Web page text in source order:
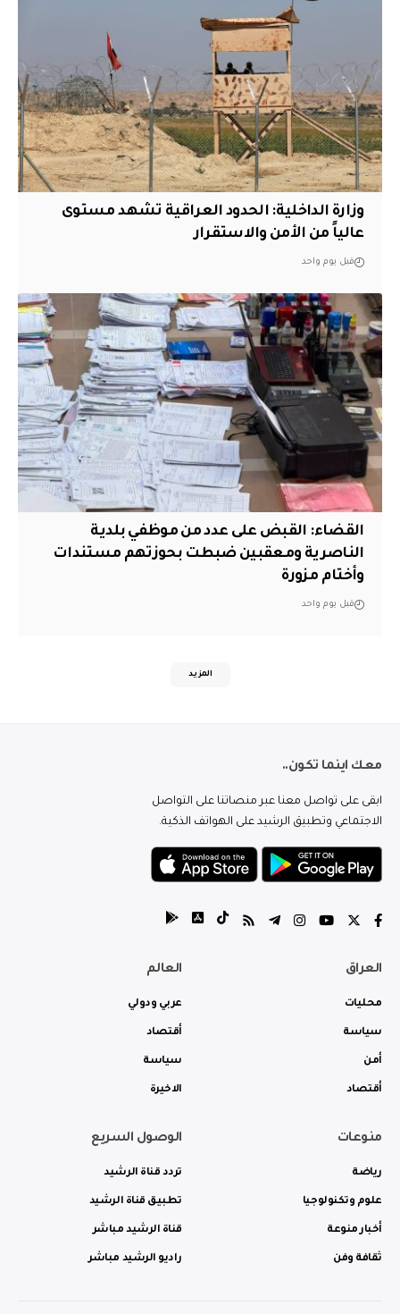
وزارة الداخلية: الحدود العراقية تشهد مستوى
عالياً من الأمن والاستقرار
قبل يوم واحد
القضاء: القبض على عدد من موظفي بلدية
الناصرية ومعقبين ضبطت بحوزتهم مستندات
وأختام مزورة
قبل يوم واحد
المزيد
معك اينما تكون..
ابقى على تواصل معنا عبر منصاتنا على التواصل
الاجتماعي وتطبيق الرشيد على الهواتف الذكية.
العراق
محليات
سياسة
أمن
أقتصاد
العالم
عربي ودولي
أقتصاد
سياسة
الاخيرة
منوعات
رياضة
علوم وتكنولوجيا
أخبار منوعة
ثقافة وفن
الوصول السريع
تردد قناة الرشيد
تطبيق قناة الرشيد
قناة الرشيد مباشر
راديو الرشيد مباشر